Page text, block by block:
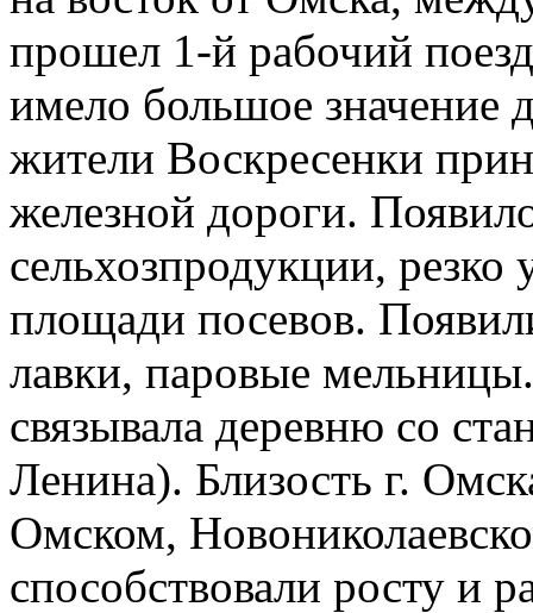
прошел 1-й рабочий
имело большое значение
жители Воскресенки
железной дороги.
сельхозпродукции, резко
площади посевов.
лавки, паровые
связывала деревню со
Ленина). Близость г.
Омском,
способствовали росту и